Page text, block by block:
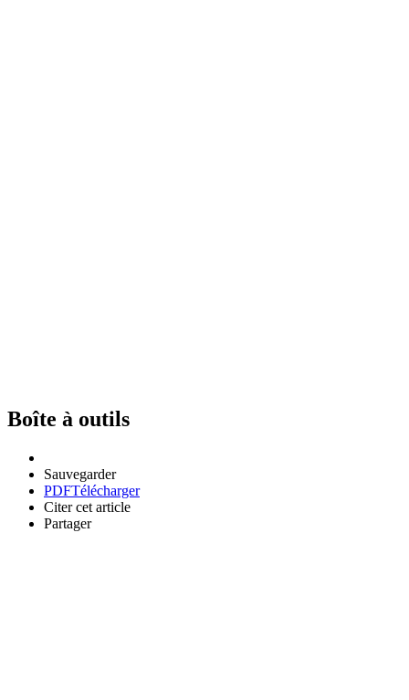
Boîte à outils
Sauvegarder
PDFTélécharger
Citer cet article
Partager